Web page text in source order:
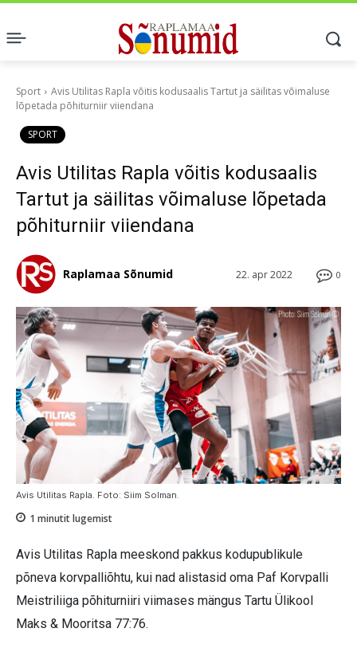
Sport
Avis Utilitas Rapla võitis kodusaalis Tartut ja säilitas võimaluse
lõpetada põhiturniir viiendana
SPORT
Avis Utilitas Rapla võitis kodusaalis
Tartut ja säilitas võimaluse lõpetada
põhiturniir viiendana
0
22. apr 2022
Raplamaa Sõnumid
Avis Utilitas Rapla. Foto: Siim Solman.
1 minutit lugemist
Avis Utilitas Rapla meeskond pakkus kodupublikule
põneva korvpalliõhtu, kui nad alistasid oma Paf Korvpalli
Meistriliiga põhiturniiri viimases mängus Tartu Ülikool
Maks & Mooritsa 77:76.